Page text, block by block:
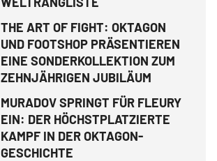
THE ART OF FIGHT: OKTAGON
UND FOOTSHOP PRÄSENTIEREN
EINE SONDERKOLLEKTION ZUM
ZEHNJÄHRIGEN JUBILÄUM
MURADOV SPRINGT FÜR FLEURY
EIN: DER HÖCHSTPLATZIERTE
KAMPF IN DER OKTAGON-
GESCHICHTE